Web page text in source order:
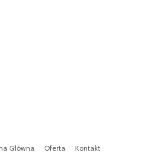
Główna Oferta Kontakt